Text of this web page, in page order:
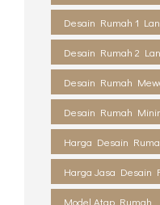
Desain Rumah 1
Desain Rumah 2
Desain Rumah
Desain Rumah
Harga Desain
Harga Jasa Desain
Model Atap Rumah